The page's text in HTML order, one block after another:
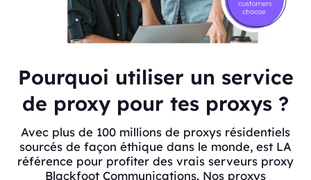
Pourquoi utiliser un service
de proxy pour tes proxys ?
Avec plus de 100 millions de proxys résidentiels
sourcés de façon éthique dans le monde, est LA
référence pour profiter des vrais serveurs proxy
Blackfoot Communications. Nos proxys